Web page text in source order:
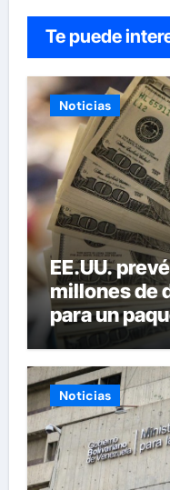
Te puede
Noticias
EE.UU.
millones de
para un
Noticias